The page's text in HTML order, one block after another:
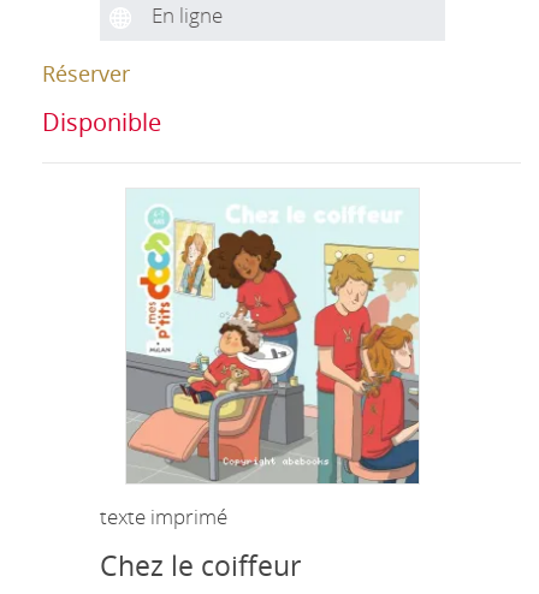
En ligne
Réserver
Disponible
texte imprimé
Chez le coiffeur